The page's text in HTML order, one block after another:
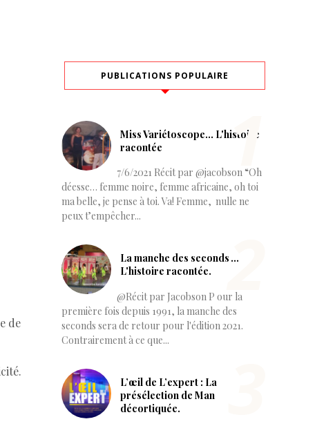
de
PUBLICATIONS POPULAIRE
Miss Variétoscope… L'histoire
racontée
7/6/2021 Récit par @jacobson “Oh
déesse… femme noire, femme africaine, oh toi
ma belle, je pense à toi. Va! Femme, nulle ne
peux t’empêcher...
La manche des seconds ...
L'histoire racontée.
@Récit par Jacobson P our la
première fois depuis 1991, la manche des
seconds sera de retour pour l'édition 2021.
Contrairement à ce que...
L’œil de L’expert : La
présélection de Man
décortiquée.